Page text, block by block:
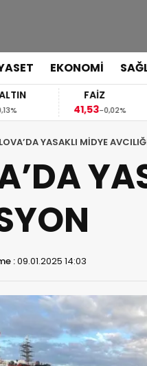
EKONOMİ
FAİZ
41,53-0,02%
YASAKLI MİDYE
:09.01.2025 14:03